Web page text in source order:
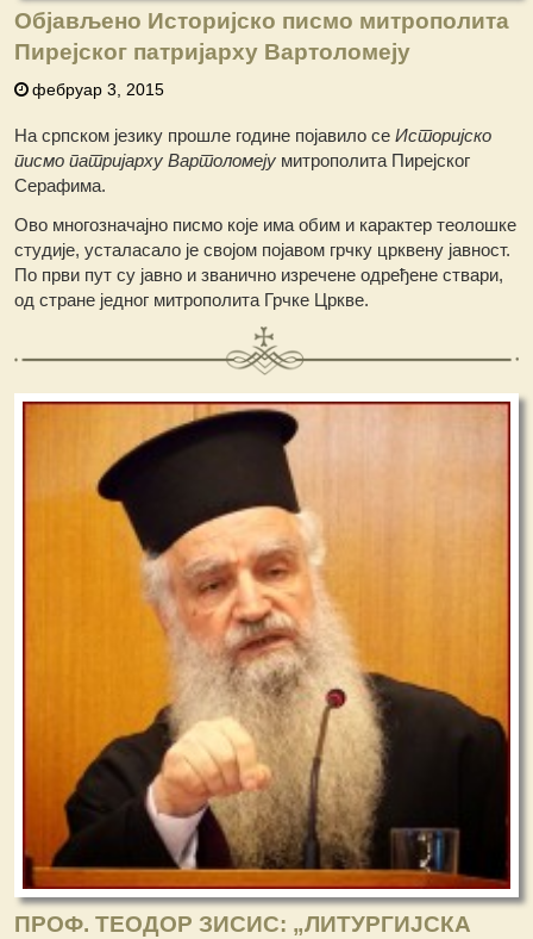
Објављено Историјско писмо митрополита
Пирејског патријарху Вартоломеју
фебруар 3, 2015
На српском језику прошле године појавило сеИсторијско
писмо патријарху Вартоломеју митрополита Пирејског
Серафима.
Ово многозначајно писмо које има обим и карактер теолошке
студије, усталасало је својом појавом грчку црквену јавност.
По први пут су јавно и званично изречене одређене ствари,
од стране једног митрополита Грчке Цркве.
ПРОФ. ТЕОДОР ЗИСИС: „ЛИТУРГИЈСКА